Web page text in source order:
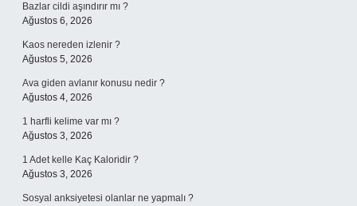
Bazlar cildi aşındırır mı ?
Ağustos 6, 2026
Kaos nereden izlenir ?
Ağustos 5, 2026
Ava giden avlanır konusu nedir ?
Ağustos 4, 2026
1 harfli kelime var mı ?
Ağustos 3, 2026
1 Adet kelle Kaç Kaloridir ?
Ağustos 3, 2026
Sosyal anksiyetesi olanlar ne yapmalı ?